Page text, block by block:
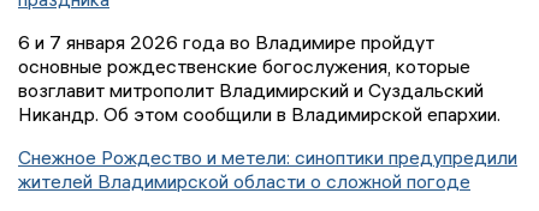
6 и 7 января 2026 года во Владимире пройдут
основные рождественские богослужения, которые
возглавит митрополит Владимирский и Суздальский
Никандр. Об этом сообщили в Владимирской епархии.
Снежное Рождество и метели: синоптики предупредили
жителей Владимирской области о сложной погоде